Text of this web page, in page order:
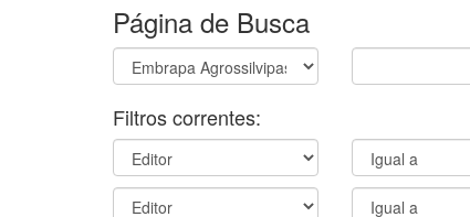
Página de Busca
Filtros correntes: